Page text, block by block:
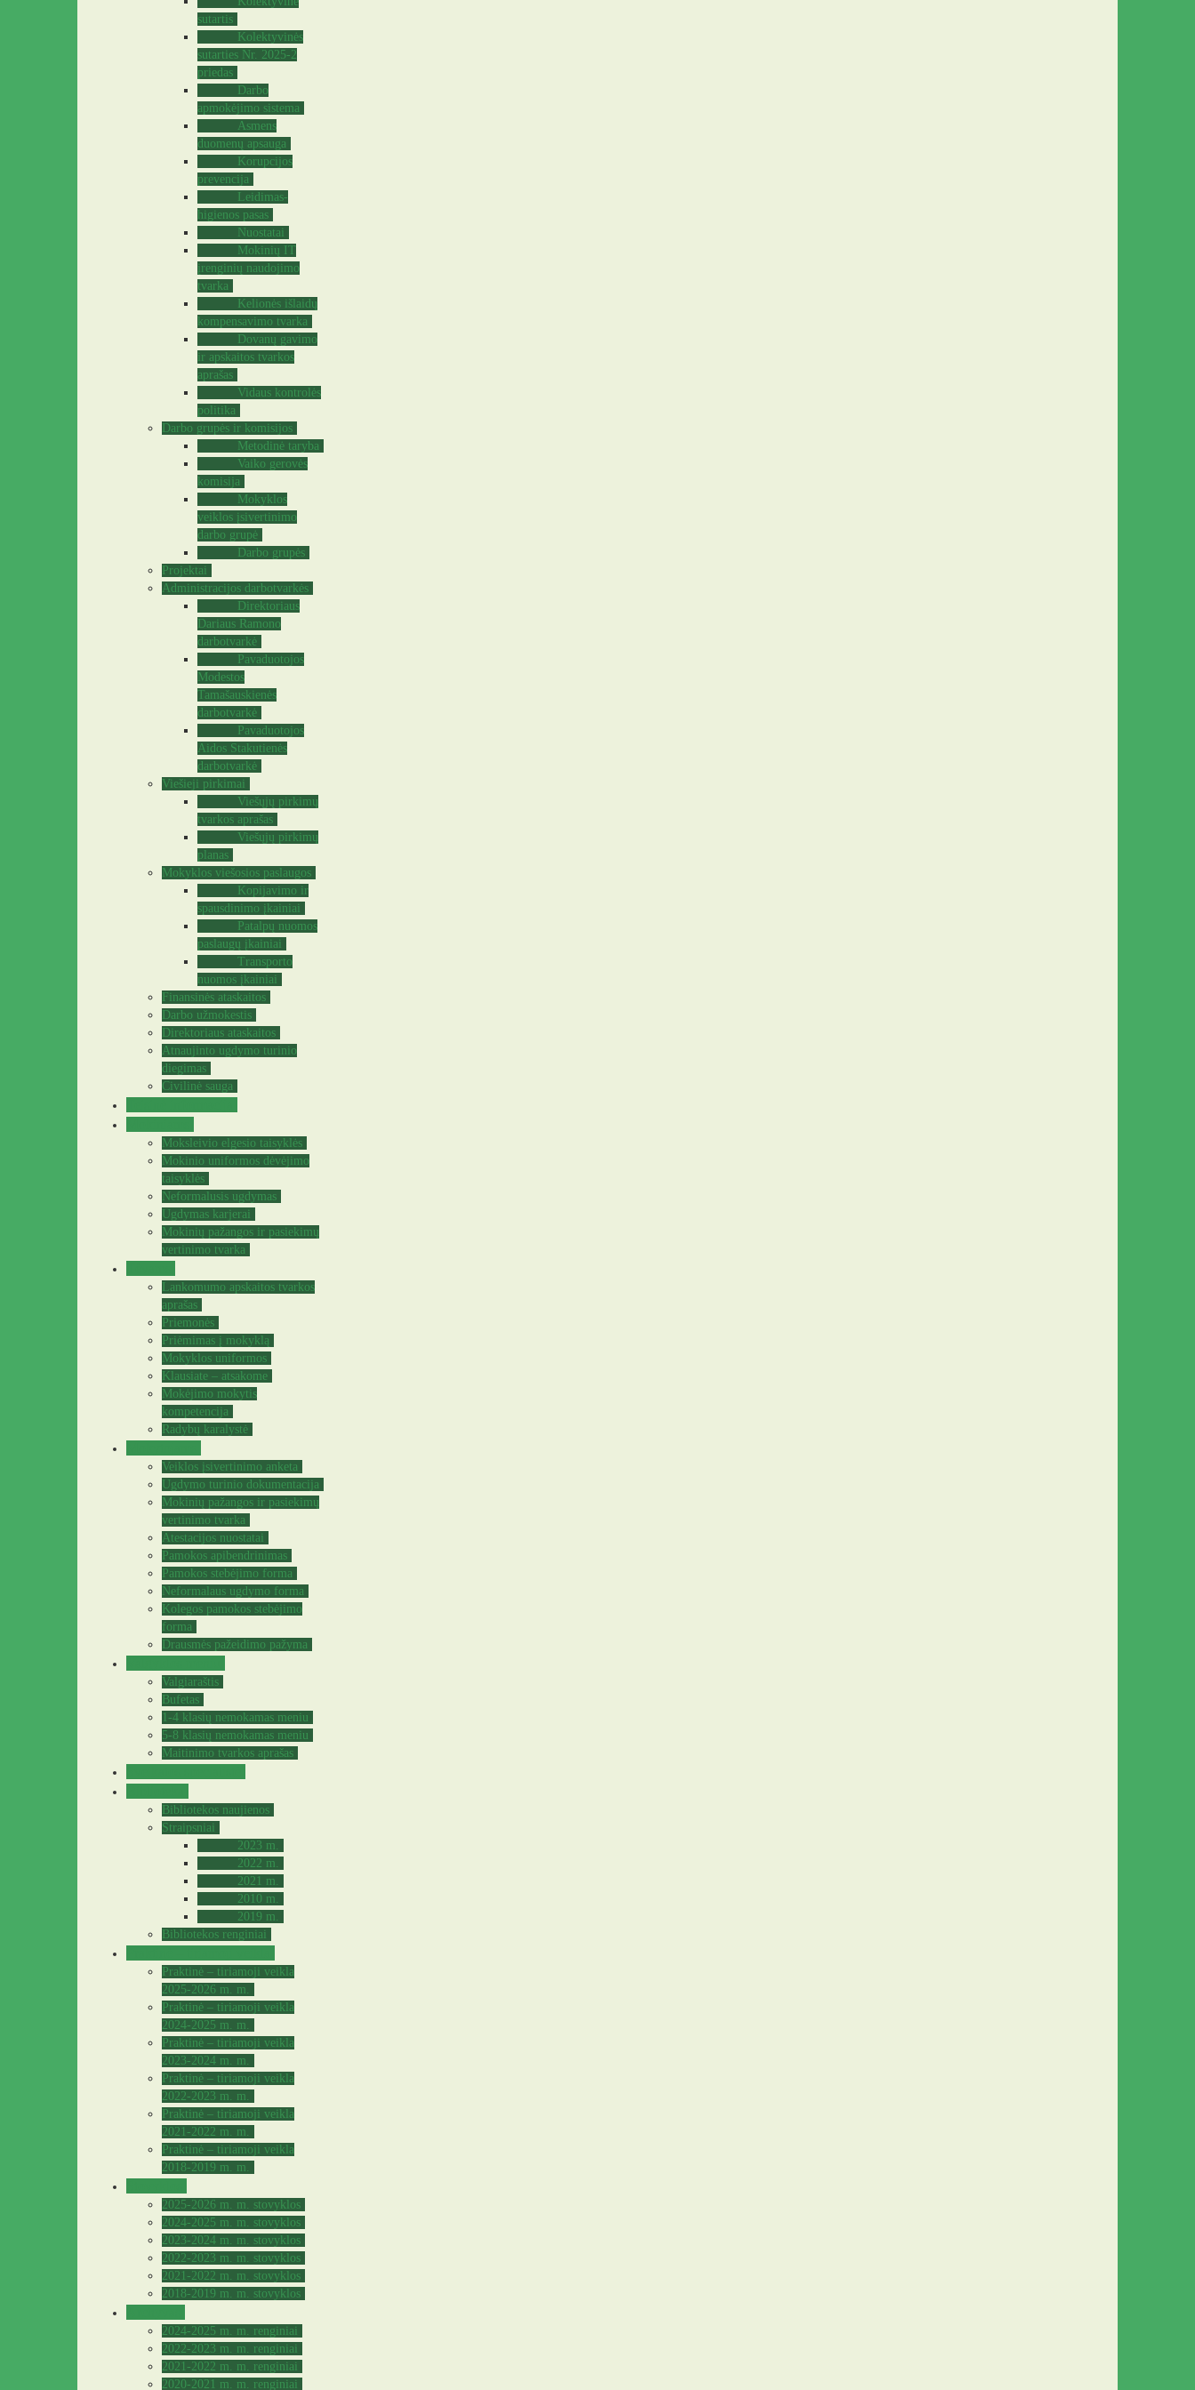
sutartis
Kolektyvinės
sutarties Nr. 2025-2
priedas
Darbo
apmokėjimo sistema
Asmens
duomenų apsauga
Korupcijos
prevencija
Leidimas-
higienos pasas
Nuostatai
Mokinių IT
įrenginių naudojimo
tvarka
Kelionės išlaidų
kompensavimo tvarka
Dovanų gavimo
ir apskaitos tvarkos
aprašas
Vidaus kontrolės
politika
Darbo grupės ir komisijos
Metodinė taryba
Vaiko gerovės
komisija
Mokyklos
veiklos įsivertinimo
darbo grupė
Darbo grupės
Projektai
Administracijos darbotvarkės
Direktoriaus
Dariaus Ramono
darbotvarkė
Pavaduotojos
Modestos
Tamašauskienės
darbotvarkė
Pavaduotojos
Aidos Stakutienės
darbotvarkė
Viešieji pirkimai
Viešųjų pirkimų
tvarkos aprašas
Viešųjų pirkimų
planas
Mokyklos viešosios paslaugos
Kopijavimo ir
spausdinimo įkainiai
Patalpų nuomos
paslaugų įkainiai
Transporto
nuomos įkainiai
Finansinės ataskaitos
Darbo užmokestis
Direktoriaus ataskaitos
Atnaujinto ugdymo turinio
diegimas
Civilinė sauga
Moksleivio elgesio taisyklės
Mokinio uniformos dėvėjimo
taisyklės
Neformalusis ugdymas
Ugdymas karjerai
Mokinių pažangos ir pasiekimų
vertinimo tvarka
Lankomumo apskaitos tvarkos
aprašas
Priemonės
Priėmimas į mokyklą
Mokyklos uniformos
Klausiate – atsakome
Mokėjimo mokytis
kompetencija
Radybų karalystė
Veiklos įsivertinimo anketa
Ugdymo turinio dokumentacija
Mokinių pažangos ir pasiekimų
vertinimo tvarka
Atestacijos nuostatai
Pamokos apibendrinimas
Pamokos stebėjimo forma
Neformalaus ugdymo forma
Kolegos pamokos stebėjimo
forma
Drausmės pažeidimo pažyma
Valgiaraštis
Bufetas
1-4 klasių nemokamas meniu
5-8 klasių nemokamas meniu
Maitinimo tvarkos aprašas
Bibliotekos naujienos
Straipsniai
2023 m.
2022 m.
2021 m.
2010 m.
2019 m.
Bibliotekos renginiai
Praktinė – tiriamoji veikla
2025-2026 m. m.
Praktinė – tiriamoji veikla
2024-2025 m. m.
Praktinė – tiriamoji veikla
2023-2024 m. m.
Praktinė – tiriamoji veikla
2022-2023 m. m.
Praktinė – tiriamoji veikla
2021-2022 m. m.
Praktinė – tiriamoji veikla
2018-2019 m. m.
2025-2026 m. m. stovyklos
2024-2025 m. m. stovyklos
2023-2024 m. m. stovyklos
2022-2023 m. m. stovyklos
2021-2022 m. m. stovyklos
2018-2019 m. m. stovyklos
2024-2025 m. m. renginiai
2022-2023 m. m. renginiai
2021-2022 m. m. renginiai
2020-2021 m. m. renginiai